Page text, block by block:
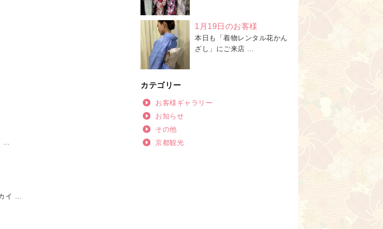
…
イ …
1月19日のお客様
本日も「着物レンタル花かん
ざし」にご来店 …
カテゴリー
お客様ギャラリー
お知らせ
その他
京都観光